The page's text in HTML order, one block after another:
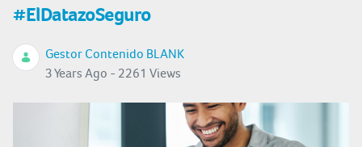
#ElDatazoSeguro
Gestor Contenido BLANK
3 Years Ago - 2261 Views